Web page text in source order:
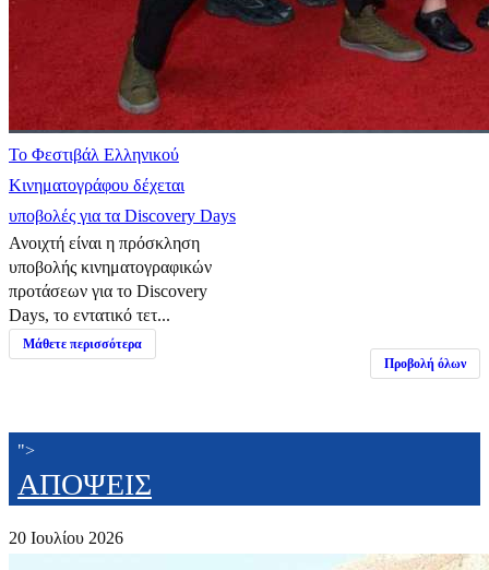
Το Φεστιβάλ Ελληνικού
Κινηματογράφου δέχεται
υποβολές για τα Discovery Days
Ανοιχτή είναι η πρόσκληση
υποβολής κινηματογραφικών
προτάσεων για το Discovery
Days, το εντατικό τετ...
Μάθετε περισσότερα
Προβολή όλων
">
ΑΠΟΨΕΙΣ
20 Ιουλίου 2026